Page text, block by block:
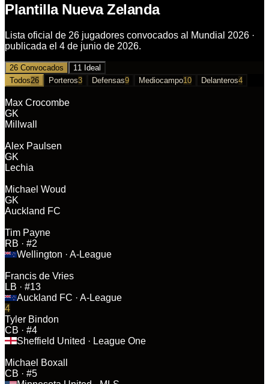
Plantilla Nueva Zelanda
Lista oficial de 26 jugadores convocados al Mundial 2026 ·
publicada el 4 de junio de 2026.
26 Convocados
11 Ideal
Todos26 Porteros3 Defensas9 Mediocampo10 Delanteros4
Max Crocombe
GK
Millwall
Alex Paulsen
GK
Lechia
Michael Woud
GK
Auckland FC
Tim Payne
RB · #2
Wellington · A-League
Francis de Vries
LB · #13
Auckland FC · A-League
4
Tyler Bindon
CB · #4
Sheffield United · League One
Michael Boxall
CB · #5